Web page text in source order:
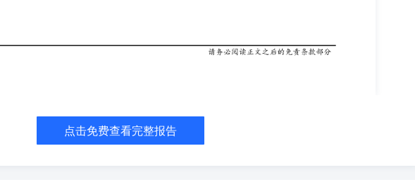
元/公斤，较一周前升高0.04元/公斤，周变动幅度为0.56%。 图表15：猪肉、鸡蛋、蔬菜价格
量近七天移动均值为326.86架次，较前一周增加9.14架次，周变动幅度为2.88%；国际执行航班
点击免费查看完整报告